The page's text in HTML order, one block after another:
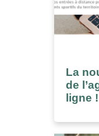
La
de
ligne !